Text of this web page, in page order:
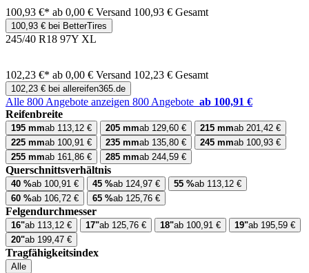
100,93 €* ab 0,00 € Versand 100,93 € Gesamt
100,93 € bei BetterTires
245/40 R18 97Y XL
102,23 €* ab 0,00 € Versand 102,23 € Gesamt
102,23 € bei allereifen365.de
Alle 800 Angebote anzeigen 800 Angebote ab 100,91 €
Reifenbreite
195 mmab 113,12 € 205 mmab 129,60 € 215 mmab 201,42 €
225 mmab 100,91 € 235 mmab 135,80 € 245 mmab 100,93 €
255 mmab 161,86 € 285 mmab 244,59 €
Querschnittsverhältnis
40 %ab 100,91 € 45 %ab 124,97 € 55 %ab 113,12 €
60 %ab 106,72 € 65 %ab 125,76 €
Felgendurchmesser
16"ab 113,12 € 17"ab 125,76 € 18"ab 100,91 € 19"ab 195,59 €
20"ab 199,47 €
Tragfähigkeitsindex
Alle